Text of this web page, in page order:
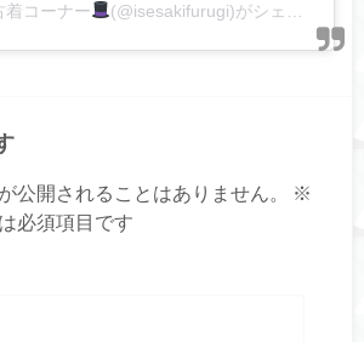
着コーナー (@isesakifurugi)がシェアした投稿
公開されることはありません。
※
必須項目です